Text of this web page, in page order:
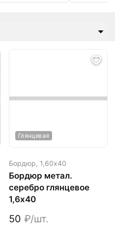
Глянцевая
Бордюр, 1,60х40
Бордюр метал.
серебро глянцевое
1,6х40
50 ₽/шт.